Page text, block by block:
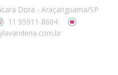
Dora - Araçariguama/SP
11 95911-8604